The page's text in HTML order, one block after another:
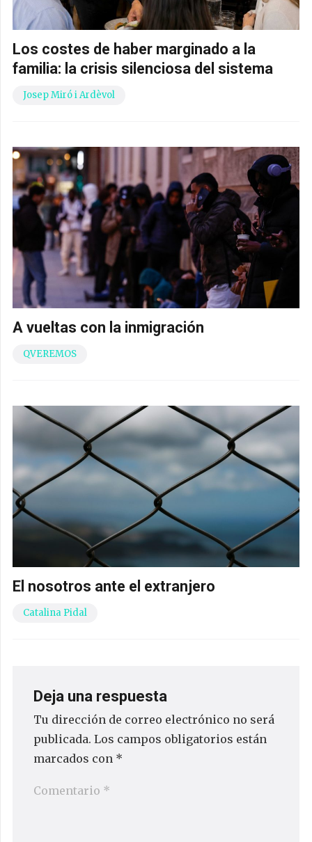
Los costes de haber marginado a la
familia: la crisis silenciosa del sistema
Josep Miró i Ardèvol
A vueltas con la inmigración
QVEREMOS
El nosotros ante el extranjero
Catalina Pidal
Deja una respuesta
Tu dirección de correo electrónico no será
publicada. Los campos obligatorios están
marcados con *